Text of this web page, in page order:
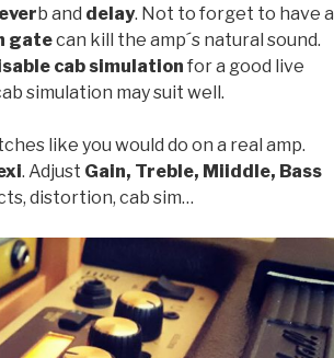
b and delay. Not to forget to have a
gatecan kill the amp´s natural sound.
cab simulation for a good live
simulation may suit well.
like you would do on a real amp.
. Adjust Gain, Treble, Miiddle, Bass
distortion, cab sim…